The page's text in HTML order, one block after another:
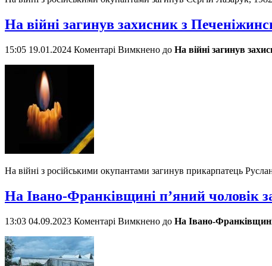
На війні загинув захисник з
15:05 19.01.2024 Коментарі Вимкнено до На війні загинув
На війні з російськими окупантами загинув прикарпатець
На Івано-Франківщині п’яний чоловік
13:03 04.09.2023 Коментарі Вимкнено до На Івано-Франківщині